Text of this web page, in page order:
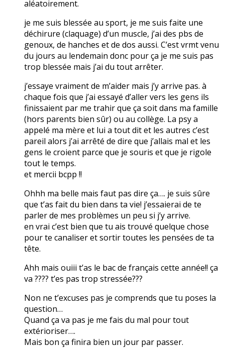
aléatoirement.
je me suis blessée au sport, je me suis faite une
déchirure (claquage) d’un muscle, j’ai des pbs de
genoux, de hanches et de dos aussi. C’est vrmt venu
du jours au lendemain donc pour ça je me suis pas
trop blessée mais j’ai du tout arrêter.
j’essaye vraiment de m’aider mais j’y arrive pas. à
chaque fois que j’ai essayé d’aller vers les gens ils
finissaient par me trahir que ça soit dans ma famille
(hors parents bien sûr) ou au collège. La psy a
appelé ma mère et lui a tout dit et les autres c’est
pareil alors j’ai arrêté de dire que j’allais mal et les
gens le croient parce que je souris et que je rigole
tout le temps.
et mercii bcpp !!
Ohhh ma belle mais faut pas dire ça…. je suis sûre
que t’as fait du bien dans ta vie! j’essaierai de te
parler de mes problèmes un peu si j’y arrive.
en vrai c’est bien que tu ais trouvé quelque chose
pour te canaliser et sortir toutes les pensées de ta
tête.
Ahh mais ouiii t’as le bac de français cette année!! ça
va ???? t’es pas trop stressée???
Non ne t’excuses pas je comprends que tu poses la
question…
Quand ça va pas je me fais du mal pour tout
extérioriser….
Mais bon ça finira bien un jour par passer.